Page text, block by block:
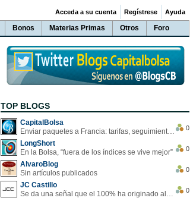
Bonos Materias Primas Otros Foro
Acceda a su cuenta Regístrese Ayuda
TOP BLOGS
CapitalBolsa
Enviar paquetes a Francia: tarifas, seguimiento y ventajas destacadas
0
LongShort
En la Bolsa, “fuera de los índices se vive mejor”
0
AlvaroBlog
Sin artículos publicados
0
JC Castillo
Se da una señal que el 100% ha originado alzas en las bolsas
0